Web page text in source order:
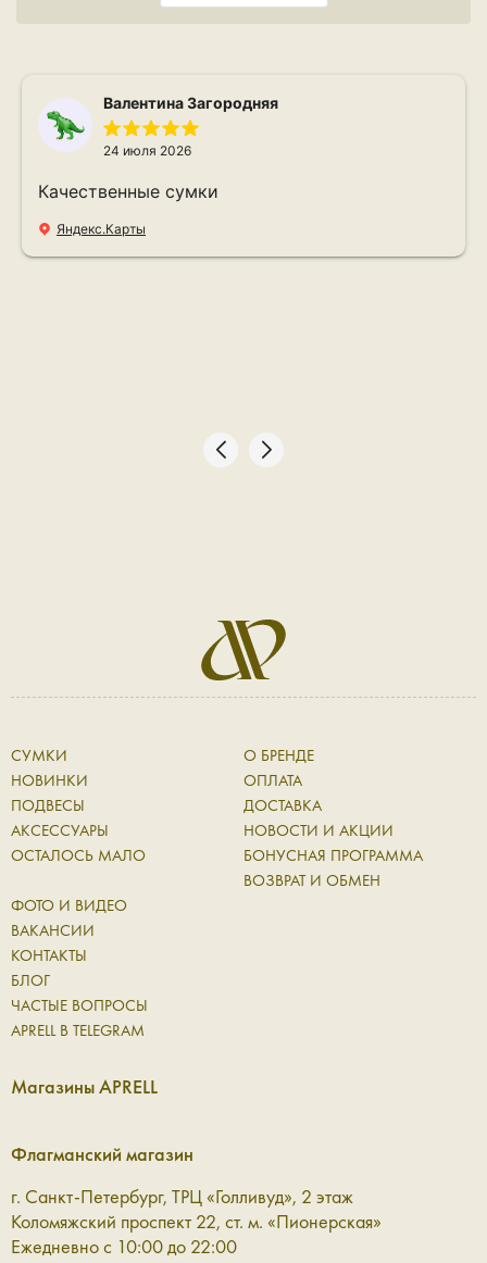
Валентина Загородняя
24 июля 2026
Качественные сумки
Яндекс.Карты
СУМКИ
НОВИНКИ
ПОДВЕСЫ
АКСЕССУАРЫ
ОСТАЛОСЬ МАЛО
О БРЕНДЕ
ОПЛАТА
ДОСТАВКА
НОВОСТИ И АКЦИИ
БОНУСНАЯ ПРОГРАММА
ВОЗВРАТ И ОБМЕН
ФОТО И ВИДЕО
ВАКАНСИИ
КОНТАКТЫ
БЛОГ
ЧАСТЫЕ ВОПРОСЫ
APRELL В TELEGRAM
Магазины APRELL
Флагманский магазин
г. Санкт-Петербург, ТРЦ «Голливуд», 2 этаж
Коломяжский проспект 22, ст. м. «Пионерская»
Ежедневно с 10:00 до 22:00